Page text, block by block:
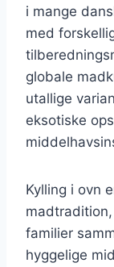
i mange
med
globale
utallige
eksotiske
Kylling i ovn
familier
hyggelige